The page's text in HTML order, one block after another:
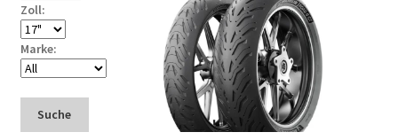
Zoll:
Marke:
Suche